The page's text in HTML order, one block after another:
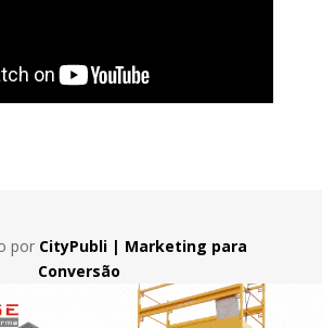
por CityPubli | Marketing para
Conversão